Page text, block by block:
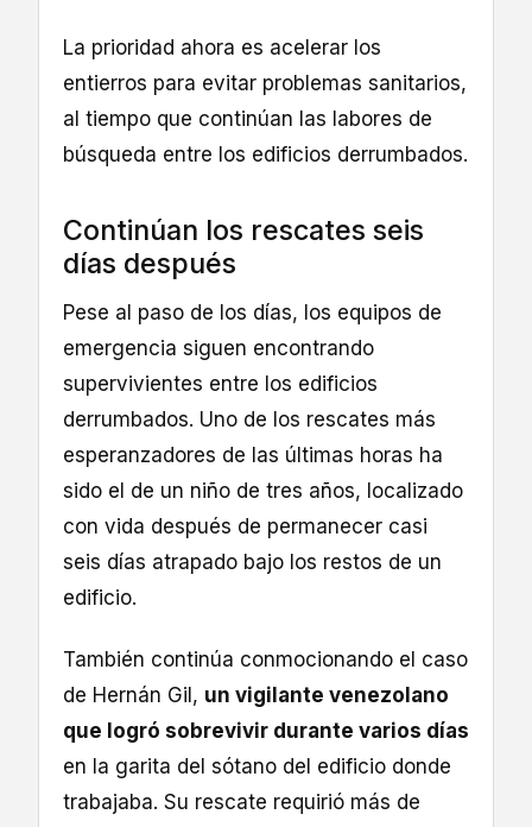
La prioridad ahora es acelerar los
entierros para evitar problemas sanitarios,
al tiempo que continúan las labores de
búsqueda entre los edificios derrumbados.
Continúan los rescates seis
días después
Pese al paso de los días, los equipos de
emergencia siguen encontrando
supervivientes entre los edificios
derrumbados. Uno de los rescates más
esperanzadores de las últimas horas ha
sido el de un niño de tres años, localizado
con vida después de permanecer casi
seis días atrapado bajo los restos de un
edificio.
También continúa conmocionando el caso
de Hernán Gil, un vigilante venezolano
que logró sobrevivir durante varios días
en la garita del sótano del edificio donde
trabajaba. Su rescate requirió más de